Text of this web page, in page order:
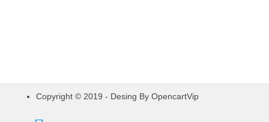
Copyright © 2019 - Desing By OpencartVip